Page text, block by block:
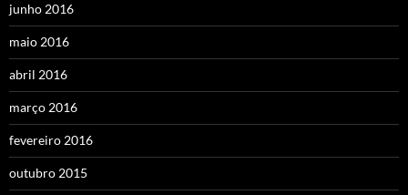
junho 2016
maio 2016
abril 2016
março 2016
fevereiro 2016
outubro 2015